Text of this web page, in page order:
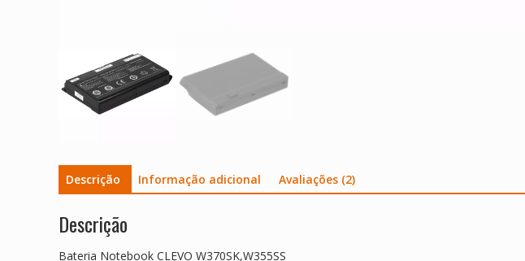
Descrição Informação adicional Avaliações (2)
Descrição
Bateria Notebook CLEVO W370SK,W355SS